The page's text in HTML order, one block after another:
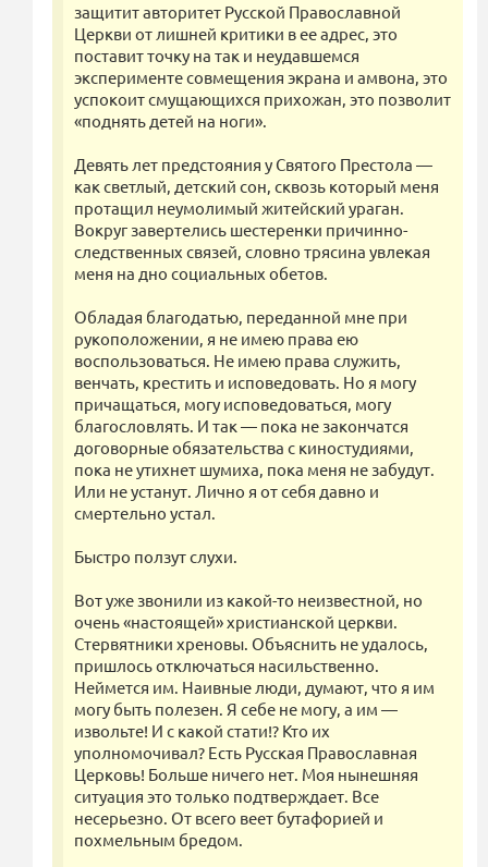
защитит авторитет Русской Православной
Церкви от лишней критики в ее адрес, это
поставит точку на так и неудавшемся
эксперименте совмещения экрана и амвона, это
успокоит смущающихся прихожан, это позволит
«поднять детей на ноги».
Девять лет предстояния у Святого Престола —
как светлый, детский сон, сквозь который меня
протащил неумолимый житейский ураган.
Вокруг завертелись шестеренки причинно-
следственных связей, словно трясина увлекая
меня на дно социальных обетов.
Обладая благодатью, переданной мне при
рукоположении, я не имею права ею
воспользоваться. Не имею права служить,
венчать, крестить и исповедовать. Но я могу
причащаться, могу исповедоваться, могу
благословлять. И так — пока не закончатся
договорные обязательства с киностудиями,
пока не утихнет шумиха, пока меня не забудут.
Или не устанут. Лично я от себя давно и
смертельно устал.
Быстро ползут слухи.
Вот уже звонили из какой-то неизвестной, но
очень «настоящей» христианской церкви.
Стервятники хреновы. Объяснить не удалось,
пришлось отключаться насильственно.
Неймется им. Наивные люди, думают, что я им
могу быть полезен. Я себе не могу, а им —
извольте! И с какой стати!? Кто их
уполномочивал? Есть Русская Православная
Церковь! Больше ничего нет. Моя нынешняя
ситуация это только подтверждает. Все
несерьезно. От всего веет бутафорией и
похмельным бредом.